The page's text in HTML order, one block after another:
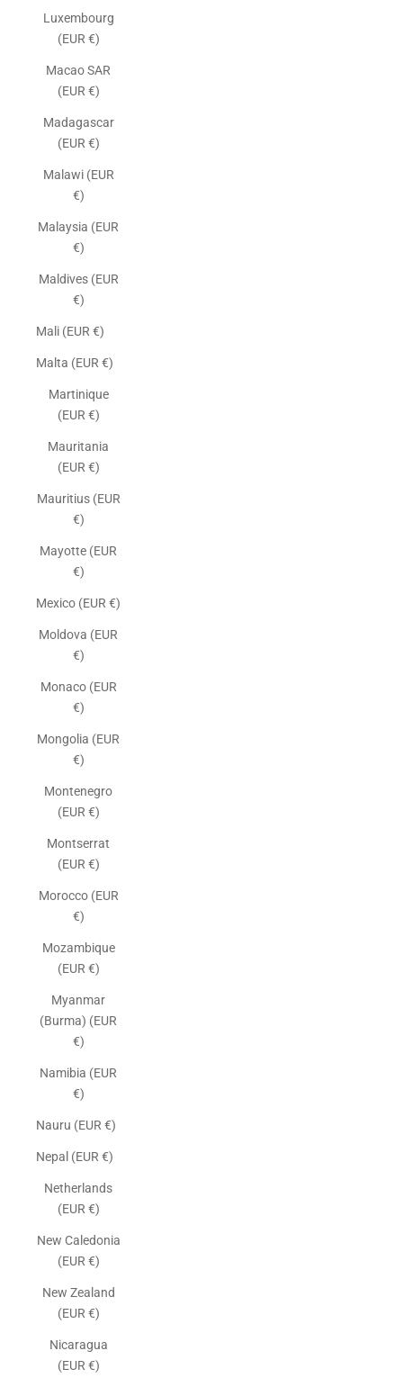
Luxembourg
(EUR €)
Macao SAR
(EUR €)
Madagascar
(EUR €)
Malawi (EUR
€)
Malaysia (EUR
€)
Maldives (EUR
€)
Mali (EUR €)
Malta (EUR €)
Martinique
(EUR €)
Mauritania
(EUR €)
Mauritius (EUR
€)
Mayotte (EUR
€)
Mexico (EUR €)
Moldova (EUR
€)
Monaco (EUR
€)
Mongolia (EUR
€)
Montenegro
(EUR €)
Montserrat
(EUR €)
Morocco (EUR
€)
Mozambique
(EUR €)
Myanmar
(Burma) (EUR
€)
Namibia (EUR
€)
Nauru (EUR €)
Nepal (EUR €)
Netherlands
(EUR €)
New Caledonia
(EUR €)
New Zealand
(EUR €)
Nicaragua
(EUR €)